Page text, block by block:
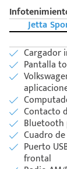
Jetta
Cargador
Pantalla
Contacto
Bluetooth
Cuadro
Puerto
frontal